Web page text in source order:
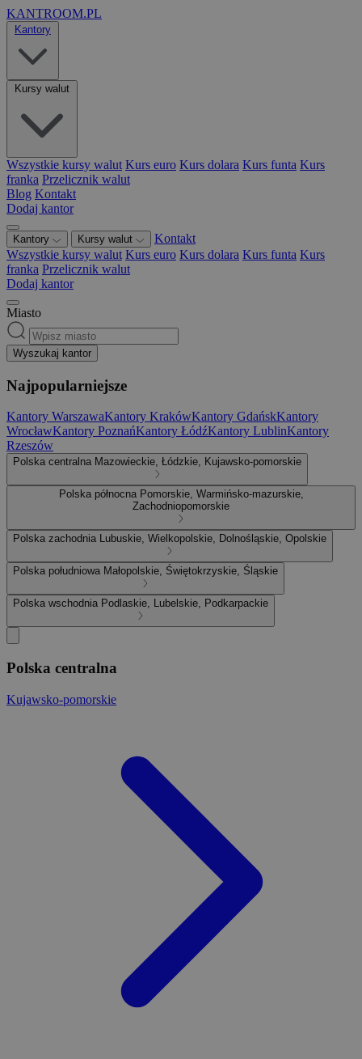
KANTROOM.PL
Kantory
Kursy walut
Wszystkie kursy walut Kurs euro Kurs dolara Kurs funta Kurs
franka Przelicznik walut
Blog Kontakt
Dodaj kantor
Kantory Kursy walut
Kontakt
Wszystkie kursy walut Kurs euro Kurs dolara Kurs funta Kurs
franka Przelicznik walut
Dodaj kantor
Miasto
Wyszukaj kantor
Najpopularniejsze
Kantory WarszawaKantory KrakówKantory GdańskKantory
WrocławKantory PoznańKantory ŁódźKantory LublinKantory
Rzeszów
Polska centralna Mazowieckie, Łódzkie, Kujawsko-pomorskie
Polska północna Pomorskie, Warmińsko-mazurskie,
Zachodniopomorskie
Polska zachodnia Lubuskie, Wielkopolskie, Dolnośląskie, Opolskie
Polska południowa Małopolskie, Świętokrzyskie, Śląskie
Polska wschodnia Podlaskie, Lubelskie, Podkarpackie
Polska centralna
Kujawsko-pomorskie